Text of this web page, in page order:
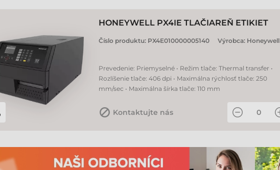
HONEYWELL PX4IE TLAČIAREŇ ETIKIET
Číslo produktu: PX4E010000005140 Výrobca: Honeywell
Prevedenie: Priemyselné • Režim tlače: Thermal transfer •
Rozlíšenie tlače: 406 dpi • Maximálna rýchlosť tlače: 250
mm/sec • Maximálna šírka tlače: 110 mm
Kontaktujte nás